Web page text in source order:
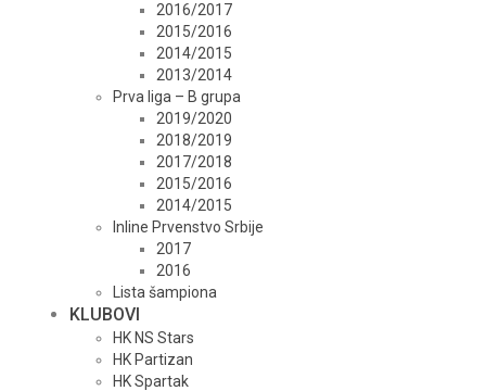
2016/2017
2015/2016
2014/2015
2013/2014
Prva liga – B grupa
2019/2020
2018/2019
2017/2018
2015/2016
2014/2015
Inline Prvenstvo Srbije
2017
2016
Lista šampiona
KLUBOVI
HK NS Stars
HK Partizan
HK Spartak